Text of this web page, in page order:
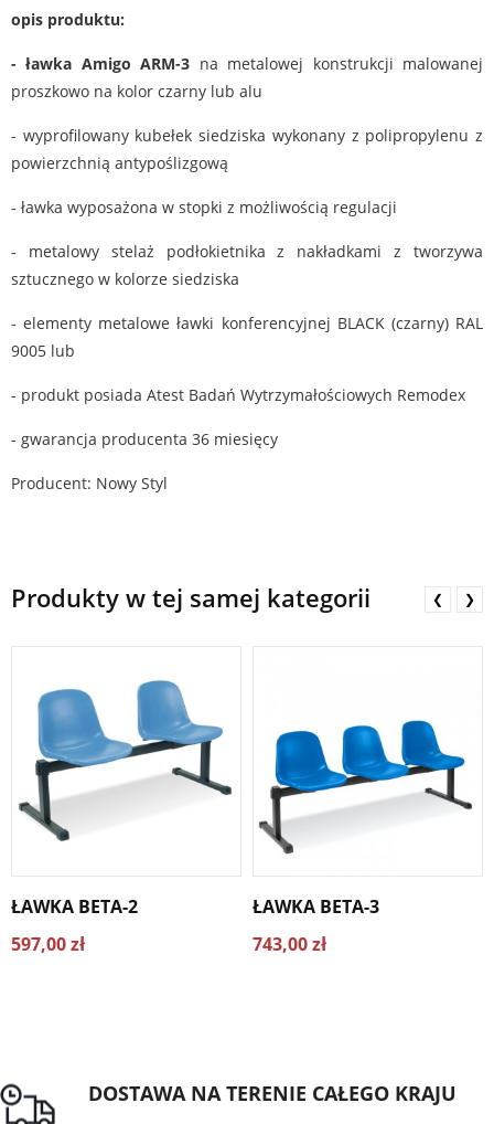
opis produktu:
-ławka Amigo ARM-3 na metalowej konstrukcji malowanej
proszkowo na kolor czarny lub alu
- wyprofilowany kubełek siedziska wykonany z polipropylenu z
powierzchnią antypoślizgową
- ławka wyposażona w stopki z możliwością regulacji
- metalowy stelaż podłokietnika z nakładkami z tworzywa
sztucznego w kolorze siedziska
- elementy metalowe ławki konferencyjnej BLACK (czarny) RAL
9005 lub
- produkt posiada Atest Badań Wytrzymałościowych Remodex
- gwarancja producenta 36 miesięcy
Producent: Nowy Styl
Produkty w tej samej kategorii
ŁAWKA BETA-2
597,00 zł
ŁAWKA BETA-3
743,00 zł
❮ ❯
DOSTAWA NA TERENIE CAŁEGO KRAJU